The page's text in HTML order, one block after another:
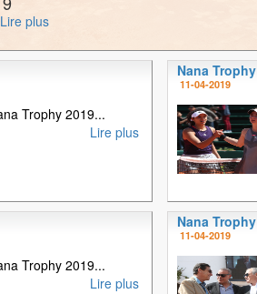
Lire plus
Trophy 2019...
Lire plus
Nana
11-04-2019
Trophy 2019...
Lire plus
Nana
11-04-2019